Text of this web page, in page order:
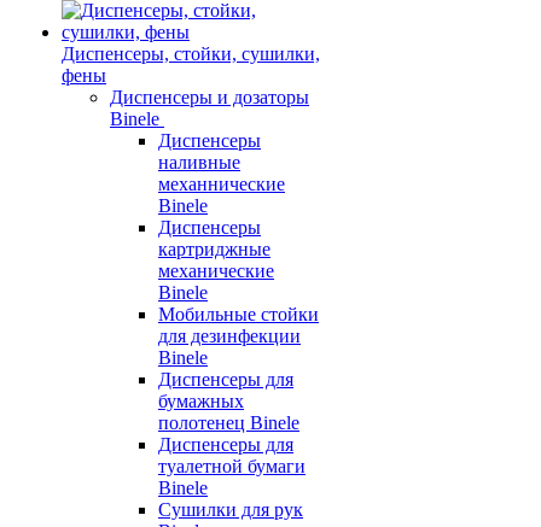
Диспенсеры, стойки, сушилки,
фены
Диспенсеры и дозаторы
Binele
Диспенсеры
наливные
механнические
Binele
Диспенсеры
картриджные
механические
Binele
Мобильные стойки
для дезинфекции
Binele
Диспенсеры для
бумажных
полотенец Binele
Диспенсеры для
туалетной бумаги
Binele
Сушилки для рук